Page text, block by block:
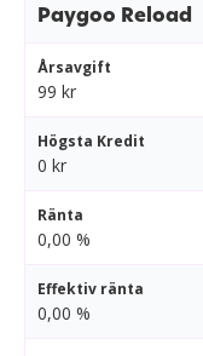
Paygoo Reload
Årsavgift
99 kr
Högsta Kredit
0 kr
Ränta
0,00 %
Effektiv ränta
0,00 %